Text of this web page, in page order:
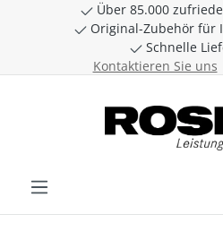
Zum Hauptinhalt springen
Über 85.000
Original-Zubehör für
Schnelle
Kontaktieren Sie uns